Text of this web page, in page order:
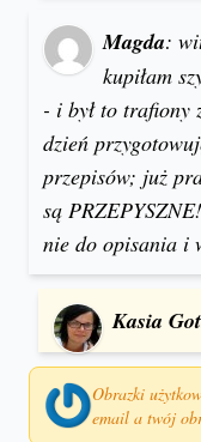
Magda:
kupiłam
- i był to trafiony
dzień
przepisów; już
są
nie do opisania i
Kasia
Obrazki
email a twój